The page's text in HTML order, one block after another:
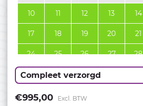
10 11 12 13 14
17 18 19 20 21
24 25 26 27 28
31
September 2026
€995,00 Excl. BTW